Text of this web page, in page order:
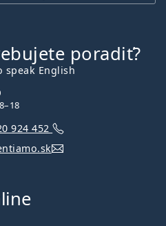
poradiť?
speak English
924 452